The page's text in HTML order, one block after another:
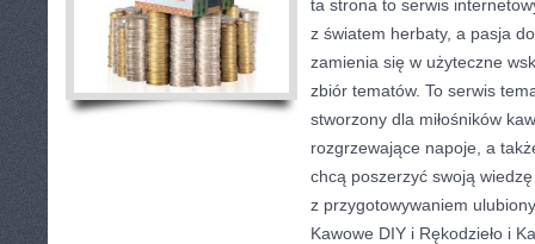
ta strona to serwis
z światem herbaty, a pasja
zamienia się w użyteczne
zbiór tematów. To serwis
stworzony dla miłośników
rozgrzewające napoje, a
chcą poszerzyć swoją
z przygotowywaniem
Kawowe DIY i Rękodzieło i